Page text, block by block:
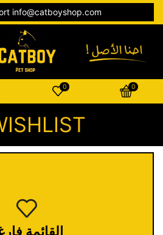
info@catboyshop.com
0 0
القائمة